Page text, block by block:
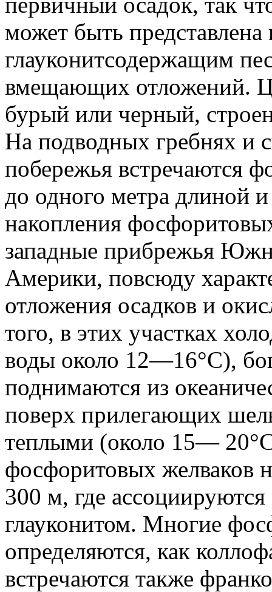
может быть
глауконитсодержащим
вмещающих отложений.
бурый или черный,
На подводных гребнях и
побережья встречаются
до одного метра длиной
накопления
западные прибрежья
Америки, повсюду
отложения осадков и
того, в этих участках
воды около 12—16°С),
поднимаются из
поверх прилегающих
теплыми (около 15—
фосфоритовых желваков
300 м, где
глауконитом. Многие
определяются, как
встречаются также